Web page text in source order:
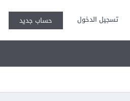
تسجيل الدخول حساب جديد